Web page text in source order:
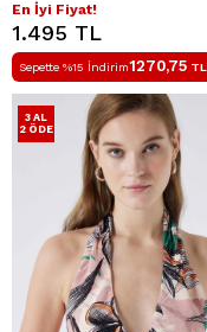
En İyi Fiyat!
1.495 TL
Sepette %15 İndirim1270,75 TL
3 AL
2 ÖDE